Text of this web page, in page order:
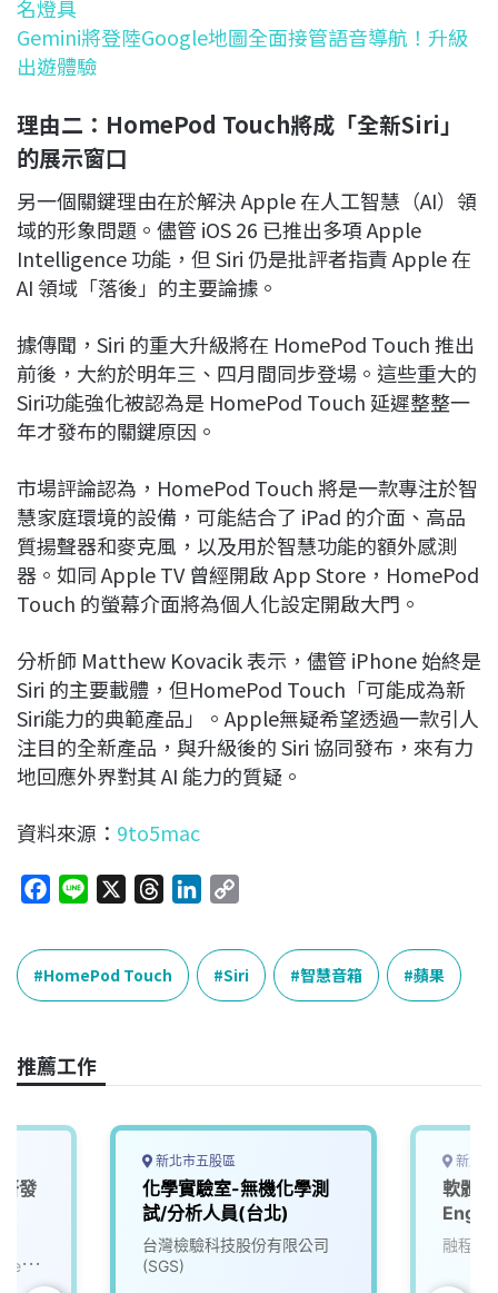
名燈具
Gemini將登陸Google地圖全面接管語音導航！升級
出遊體驗
理由二：HomePod Touch將成「全新Siri」
的展示窗口
另一個關鍵理由在於解決 Apple 在人工智慧（AI）領
域的形象問題。儘管 iOS 26 已推出多項 Apple
Intelligence 功能，但 Siri 仍是批評者指責 Apple 在
AI 領域「落後」的主要論據。
據傳聞，Siri 的重大升級將在 HomePod Touch 推出
前後，大約於明年三、四月間同步登場。這些重大的
Siri功能強化被認為是 HomePod Touch 延遲整整一
年才發布的關鍵原因。
市場評論認為，HomePod Touch 將是一款專注於智
慧家庭環境的設備，可能結合了 iPad 的介面、高品
質揚聲器和麥克風，以及用於智慧功能的額外感測
器。如同 Apple TV 曾經開啟 App Store，HomePod
Touch 的螢幕介面將為個人化設定開啟大門。
分析師 Matthew Kovacik 表示，儘管 iPhone 始終是
Siri 的主要載體，但HomePod Touch「可能成為新
Siri能力的典範產品」。Apple無疑希望透過一款引人
注目的全新產品，與升級後的 Siri 協同發布，來有力
地回應外界對其 AI 能力的質疑。
資料來源： 9to5mac
c
e
b
o
k
n
e
r
e
a
n
e
n
p
y
L
k
HomePod Touch Siri 智慧音箱 蘋果
推薦工作
發
新北市五股區
化學實驗室-無機化學測
試/分析人員(台北)
台灣檢驗科技股份有限公司
(SGS)
新北
軟體
融程電